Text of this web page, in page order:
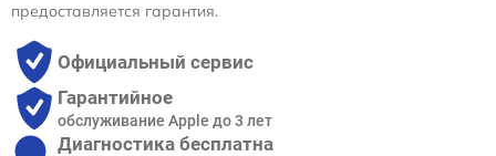
предоставляется гарантия.
Официальный сервис
Гарантийное
обслуживание Apple до 3 лет
Диагностика бесплатна